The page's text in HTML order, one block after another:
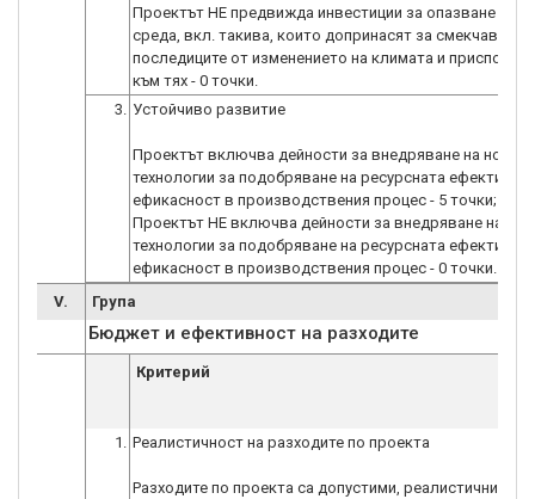
Проектът НЕ предвижда инвестиции за опазване на
среда, вкл. такива, които допринасят за смекчаване
последиците от изменението на климата и
към тях - 0 точки.
3. Устойчиво развитие
Проектът включва дейности за внедряване на нови
технологии за подобряване на ресурсната
ефикасност в производствения процес - 5 точки;
Проектът НЕ включва дейности за внедряване на
технологии за подобряване на ресурсната
ефикасност в производствения процес - 0 точки.
V.
Група
Бюджет и ефективност на разходите
Критерий
1. Реалистичност на разходите по проекта
Разходите по проекта са допустими, реалистични и